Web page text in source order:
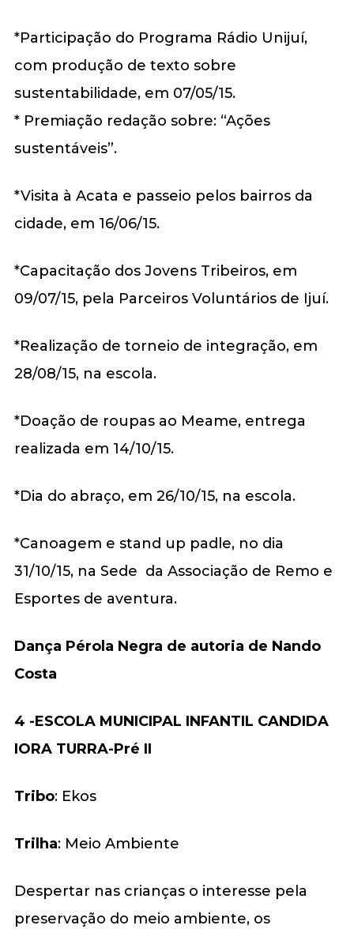
*Participação do Programa Rádio Unijuí,
com produção de texto sobre
sustentabilidade, em 07/05/15.
* Premiação redação sobre: “Ações
sustentáveis”.
*Visita à Acata e passeio pelos bairros da
cidade, em 16/06/15.
*Capacitação dos Jovens Tribeiros, em
09/07/15, pela Parceiros Voluntários de Ijuí.
*Realização de torneio de integração, em
28/08/15, na escola.
*Doação de roupas ao Meame, entrega
realizada em 14/10/15.
*Dia do abraço, em 26/10/15, na escola.
*Canoagem e stand up padle, no dia
31/10/15, na Sede da Associação de Remo e
Esportes de aventura.
Dança Pérola Negra de autoria de Nando
Costa
4 -ESCOLA MUNICIPAL INFANTIL CANDIDA
IORA TURRA-Pré II
Tribo: Ekos
Trilha: Meio Ambiente
Despertar nas crianças o interesse pela
preservação do meio ambiente, os